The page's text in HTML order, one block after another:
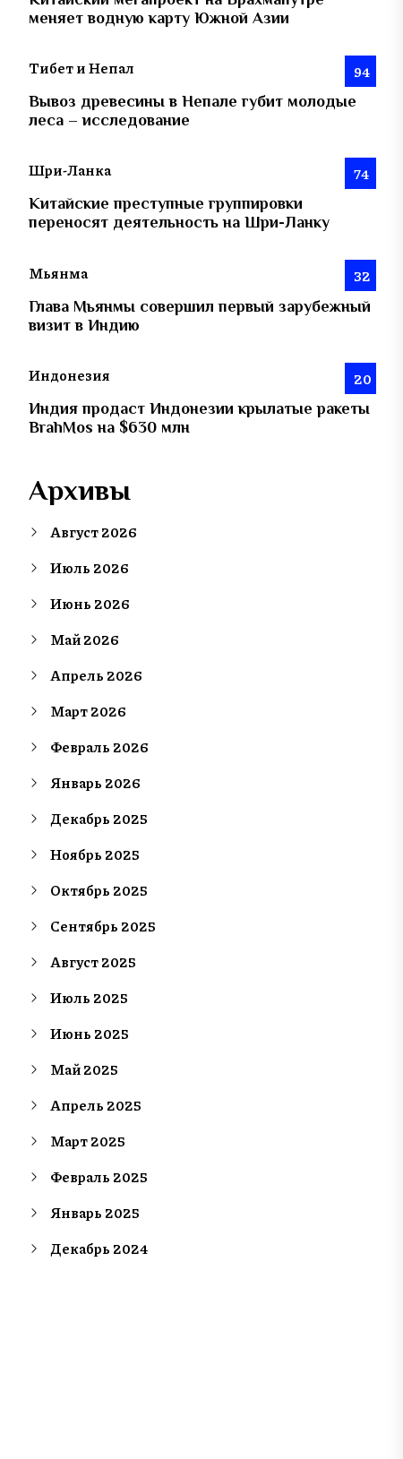
меняет водную карту Южной Азии
Тибет и Непал 94
Вывоз древесины в Непале губит молодые
леса – исследование
Шри-Ланка 74
Китайские преступные группировки
переносят деятельность на Шри-Ланку
Мьянма 32
Глава Мьянмы совершил первый зарубежный
визит в Индию
Индонезия 20
Индия продаст Индонезии крылатые ракеты
BrahMos на $630 млн
Архивы
Август 2026
Июль 2026
Июнь 2026
Май 2026
Апрель 2026
Март 2026
Февраль 2026
Январь 2026
Декабрь 2025
Ноябрь 2025
Октябрь 2025
Сентябрь 2025
Август 2025
Июль 2025
Июнь 2025
Май 2025
Апрель 2025
Март 2025
Февраль 2025
Январь 2025
Декабрь 2024